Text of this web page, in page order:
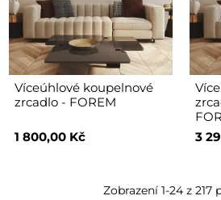
Víceúhlové koupelnové
zrcadlo - FOREM
1 800,00 Kč
3
Zobrazení 1-24 z 217